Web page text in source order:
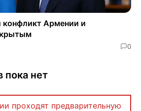
Армении и
0
пока нет
проходят предварительную